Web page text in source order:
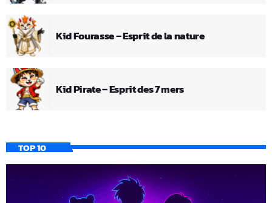
Kid Fourasse – Esprit de la nature
Kid Pirate – Esprit des 7 mers
TOP 10